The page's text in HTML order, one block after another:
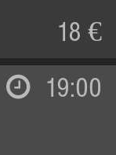
18 €
19:00